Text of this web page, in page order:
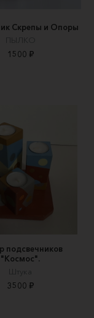
Скрепы и Опоры
ПЫЛКО
1500 ₽
подсвечников
"Космос".
Штука
3500 ₽